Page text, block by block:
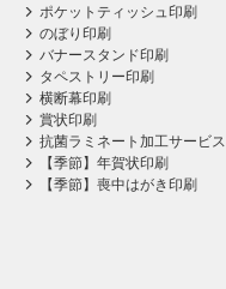
ポケットティッシュ印刷
のぼり印刷
バナースタンド印刷
タペストリー印刷
横断幕印刷
賞状印刷
抗菌ラミネート加工サービス
【季節】年賀状印刷
【季節】喪中はがき印刷